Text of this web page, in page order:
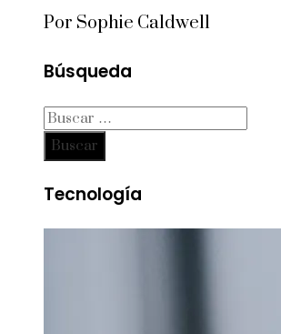
Por Sophie Caldwell
Búsqueda
Buscar:
Tecnología